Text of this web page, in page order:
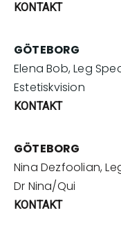
KONTAKT
GÖTEBORG
Elena Bob, Leg
Estetiskvision
KONTAKT
GÖTEBORG
Nina Dezfoolian,
Dr Nina/Qui
KONTAKT